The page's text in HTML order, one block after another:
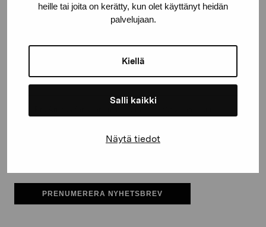
heille tai joita on kerätty, kun olet käyttänyt heidän
palvelujaan.
Kiellä
Salli kaikki
Näytä tiedot
Elverket & Pro Artibus
PRENUMERERA NYHETSBREV